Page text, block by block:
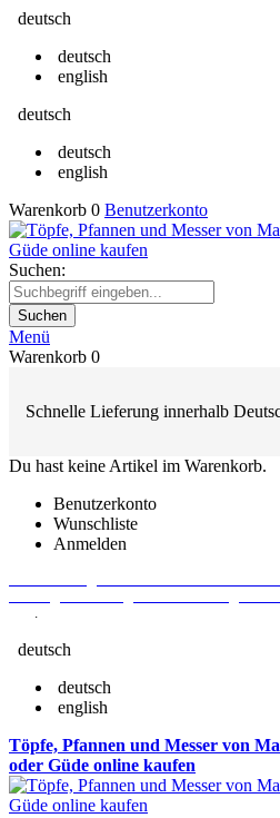
deutsch
deutsch
english
deutsch
deutsch
english
Warenkorb 0 Benutzerkonto
Suchen:
Suchen
Menü
Warenkorb 0
Schnelle Lieferung innerhalb
Du hast keine Artikel im Warenkorb.
Benutzerkonto
Wunschliste
Anmelden
.
deutsch
deutsch
english
Töpfe, Pfannen und Messer von
oder Güde online kaufen